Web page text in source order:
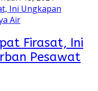
Firasat, Ini
Pesawat